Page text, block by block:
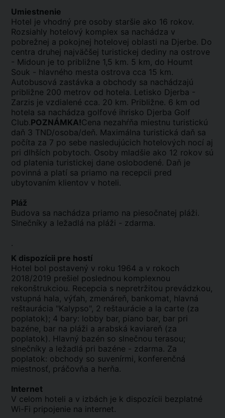
Umiestnenie
Hotel je vhodný pre osoby staršie ako 16 rokov.
Rozsiahly hotelový komplex sa nachádza v
pobrežnej a pokojnej hotelovej oblasti na Djerbe. Do
centra druhej najväčšej turistickej dediny na ostrove
- Midoun je to približne 1,5 km. 5 km, do Houmt
Souk - hlavného mesta ostrova cca 15 km.
Autobusová zastávka a obchody sa nachádzajú
približne 200 metrov od hotela. Letisko Djerba -
Zarzis je vzdialené cca. 20 km. Približne. 6 km od
hotela sa nachádza golfové ihrisko Djerba Golf
Club.POZNÁMKA!Cena nezahŕňa miestnu turistickú
daň 3 TND/osoba/deň. Maximálna turistická daň sa
počíta za 7 po sebe nasledujúcich hotelových nocí aj
pri dlhších pobytoch. Osoby mladšie ako 12 rokov sú
od platenia turistickej dane oslobodené. Daň je
povinná a platí sa priamo na recepcii pred
ubytovaním klientov v hoteli.
Pláž
Budova sa nachádza priamo na piesočnatej pláži.
Slnečníky a ležadlá na pláži - zdarma.
.
K dispozícii pre hostí
Hotel bol postavený v roku 1964 a v rokoch
2018/2019 prešiel poslednou komplexnou
rekonštrukciou. Recepcia s nepretržitou prevádzkou,
vstupná hala, výťah, zmenáreň, bankomat, hlavná
reštaurácia "Kalypso", 2 reštaurácie a la carte (za
poplatok); 4 bary: lobby bar, piano bar, bar pri
bazéne, bar na pláži a arabská kaviareň (za
poplatok). Hlavný bazén so slnečnou terasou;
slnečníky a ležadlá pri bazéne - zdarma. Za
poplatok: obchody so suvenírmi, konferenčná
miestnosť, práčovňa a herňa.
Internet
V celom hoteli a v izbách je k dispozícii bezplatné
Wi-Fi pripojenie na internet.